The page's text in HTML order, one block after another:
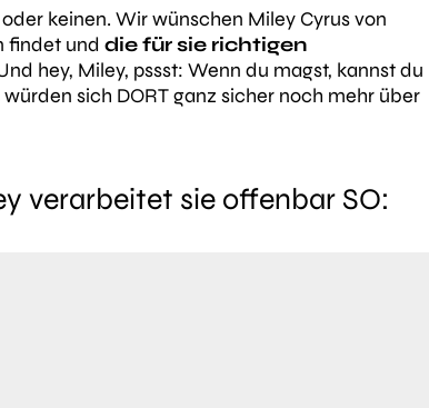
keinen. Wir wünschen Miley Cyrus von
findet und die für sie richtigen
hey, Miley, pssst: Wenn du magst, kannst du
würden sich DORT ganz sicher noch mehr über
verarbeitet sie offenbar SO: